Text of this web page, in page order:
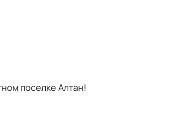
поселке Алтан!